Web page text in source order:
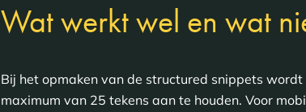
Wat werkt wel en wat
Bij het opmaken van de structured snippets
maximum van 25 tekens aan te houden. Voor